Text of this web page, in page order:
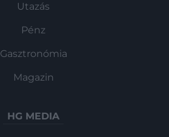
Utazás
Pénz
Gasztronómia
Magazin
HG MEDIA